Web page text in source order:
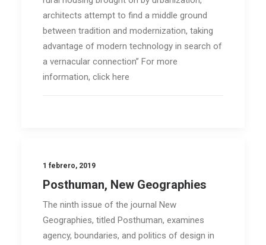
architects attempt to find a middle ground
between tradition and modernization, taking
advantage of modern technology in search of
a vernacular connection” For more
information, click here
1 febrero, 2019
Posthuman, New Geographies
The ninth issue of the journal New
Geographies, titled Posthuman, examines
agency, boundaries, and politics of design in